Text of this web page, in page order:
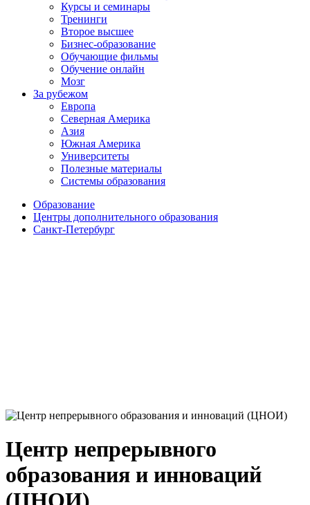
Курсы и семинары
Тренинги
Второе высшее
Бизнес-образование
Обучающие фильмы
Обучение онлайн
Мозг
За рубежом
Европа
Северная Америка
Азия
Южная Америка
Университеты
Полезные материалы
Системы образования
Образование
Центры дополнительного образования
Санкт-Петербург
Центр непрерывного
образования и инноваций